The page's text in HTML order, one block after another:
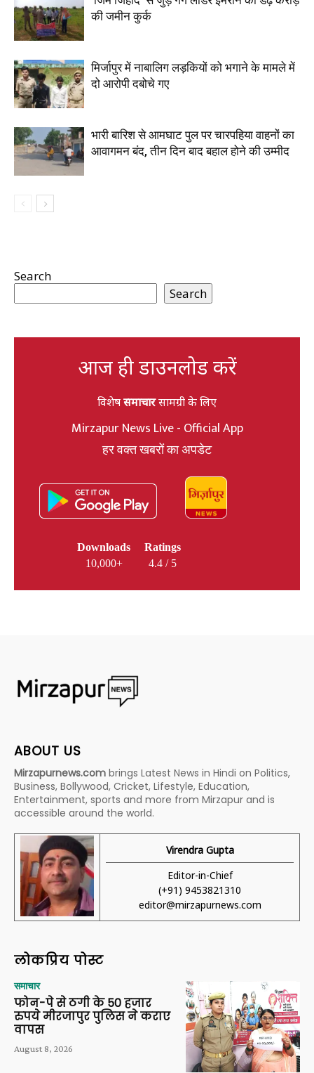
की जमीन कुर्क
मिर्जापुर में नाबालिग लड़कियों को भगाने के मामले में
दो आरोपी दबोचे गए
भारी बारिश से आमघाट पुल पर चारपहिया वाहनों का
आवागमन बंद, तीन दिन बाद बहाल होने की उम्मीद
Search
Search
आज ही डाउनलोड करें
विशेषसमाचारसामग्री के लिए
Mirzapur News Live - Official App
हर वक्त खबरों का अपडेट
Downloads
10,000+
Ratings
4.4 / 5
ABOUT US
Mirzapurnews.com brings Latest News in Hindi on Politics,
Business, Bollywood, Cricket, Lifestyle, Education,
Entertainment, sports and more from Mirzapur and is
accessible around the world.
Virendra Gupta
Editor-in-Chief
(+91) 9453821310
editor@mirzapurnews.com
लोकप्रिय पोस्ट
समाचार
फोन-पे से ठगी के 50 हजार
रुपये मीरजापुर पुलिस ने कराए
वापस
August 8, 2026